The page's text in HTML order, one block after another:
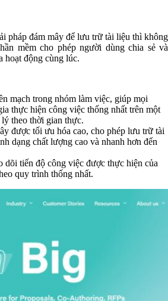
pháp đám mây để lưu trữ tài liệu thì không
mềm cho phép người dùng chia sẻ và
hoạt động cùng lúc.
mạch trong nhóm làm việc, giúp mọi
thực hiện công việc thống nhất trên một
theo thời gian thực.
được tối ưu hóa cao, cho phép lưu trữ tài
dạng chất lượng cao và nhanh hơn đến
dõi tiến độ công việc được thực hiện của
quy trình thống nhất.